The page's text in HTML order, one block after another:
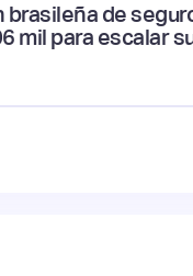
brasileña de
mil para escalar